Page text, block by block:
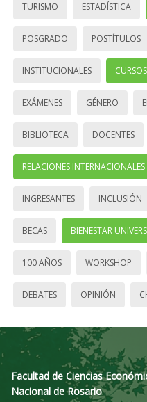
TURISMO ESTADÍSTICA
POSGRADO POSTÍTULOS
INSTITUCIONALES CURSOS
EXÁMENES GÉNERO
BIBLIOTECA DOCENTES
RELACIONES INTERNACIONALES
INGRESANTES INCLUSIÓN
BECAS BIENESTAR
100 AÑOS WORKSHOP
DEBATES OPINIÓN
Facultad de Ciencias
Nacional de Rosario